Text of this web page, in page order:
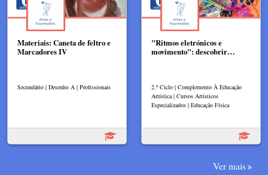
Materiais: Caneta de feltro e
Marcadores IV
Secundário | Desenho A | Profissionais
"Ritmos eletrónicos e
movimento": descobrir…
2.º Ciclo | Complemento À Educação
Artística | Cursos Artísticos
Especializados | Educação Física
Ver mais